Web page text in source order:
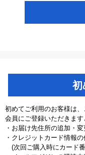
初
初めてご利用のお客様は、
会員にご登録いただきます
・お届け先住所の追加・変
・クレジットカード情報
(次回ご購入時にカード